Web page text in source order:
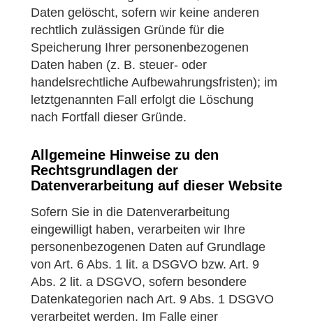
Daten gelöscht, sofern wir keine anderen
rechtlich zulässigen Gründe für die
Speicherung Ihrer personenbezogenen
Daten haben (z. B. steuer- oder
handelsrechtliche Aufbewahrungsfristen); im
letztgenannten Fall erfolgt die Löschung
nach Fortfall dieser Gründe.
Allgemeine Hinweise zu den
Rechtsgrundlagen der
Datenverarbeitung auf dieser Website
Sofern Sie in die Datenverarbeitung
eingewilligt haben, verarbeiten wir Ihre
personenbezogenen Daten auf Grundlage
von Art. 6 Abs. 1 lit. a DSGVO bzw. Art. 9
Abs. 2 lit. a DSGVO, sofern besondere
Datenkategorien nach Art. 9 Abs. 1 DSGVO
verarbeitet werden. Im Falle einer